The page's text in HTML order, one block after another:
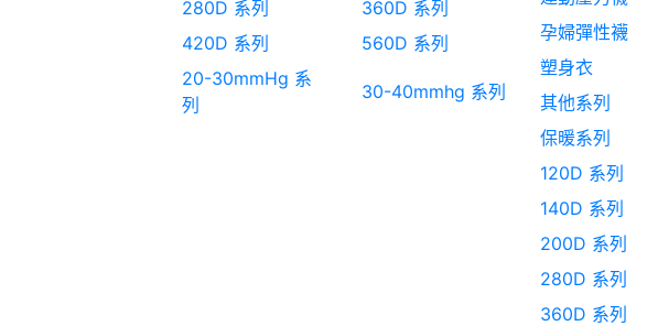
280D 系列
360D 系列
420D 系列
560D 系列
20-30mmHg 系
列
30-40mmhg 系列
孕婦彈性襪
塑身衣
其他系列
保暖系列
120D 系列
140D 系列
200D 系列
280D 系列
360D 系列